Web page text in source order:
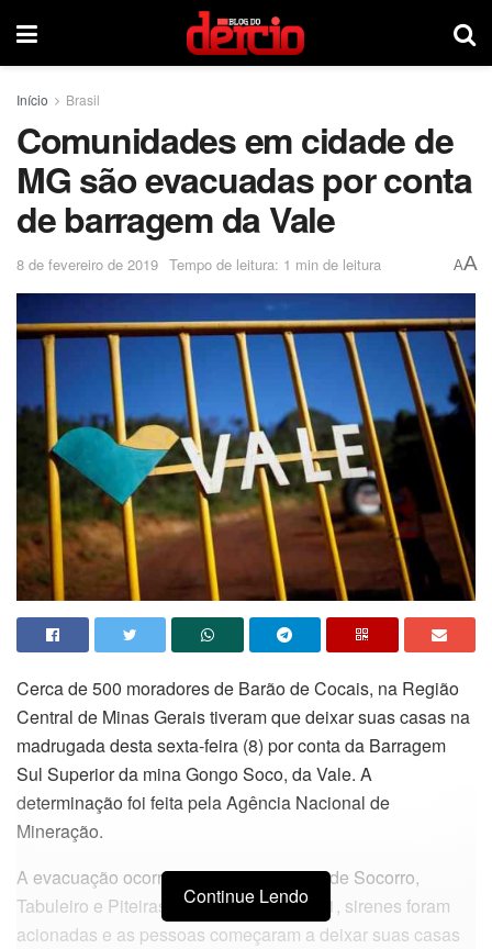
Início Brasil
Comunidades em cidade de
MG são evacuadas por conta
de barragem da Vale
8 de fevereiro de 2019 Tempo de leitura: 1 min de leitura AA
Cerca de 500 moradores de Barão de Cocais, na Região
Central de Minas Gerais tiveram que deixar suas casas na
madrugada desta sexta-feira (8) por conta da Barragem
Sul Superior da mina Gongo Soco, da Vale. A
determinação foi feita pela Agência Nacional de
Mineração.
A evacuação ocorreu nas comunidades de Socorro,
Tabuleiro e Piteiras. De acordo com o G1, sirenes foram
acionadas e as pessoas começaram a deixar suas casas
Continue Lendo